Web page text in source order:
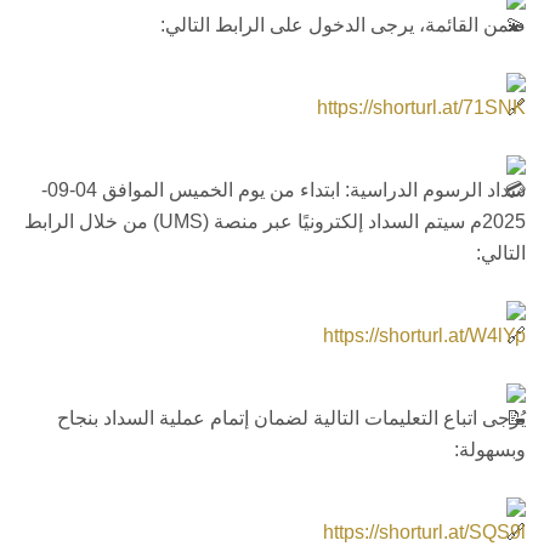
ضمن القائمة، يرجى الدخول على الرابط التالي:
https://shorturl.at/71SNK
سداد الرسوم الدراسية: ابتداء من يوم الخميس الموافق 04-09-
2025م سيتم السداد إلكترونيًا عبر منصة (UMS) من خلال الرابط
التالي:
https://shorturl.at/W4lYp
يُرجى اتباع التعليمات التالية لضمان إتمام عملية السداد بنجاح
وبسهولة:
https://shorturl.at/SQS9l